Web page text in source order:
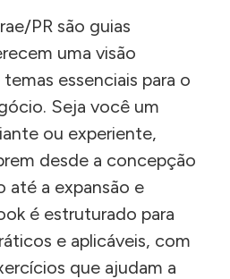
PR são guias
uma visão
essenciais para o
Seja você um
ou experiente,
desde a concepção
até a expansão e
é estruturado para
e aplicáveis, com
que ajudam a